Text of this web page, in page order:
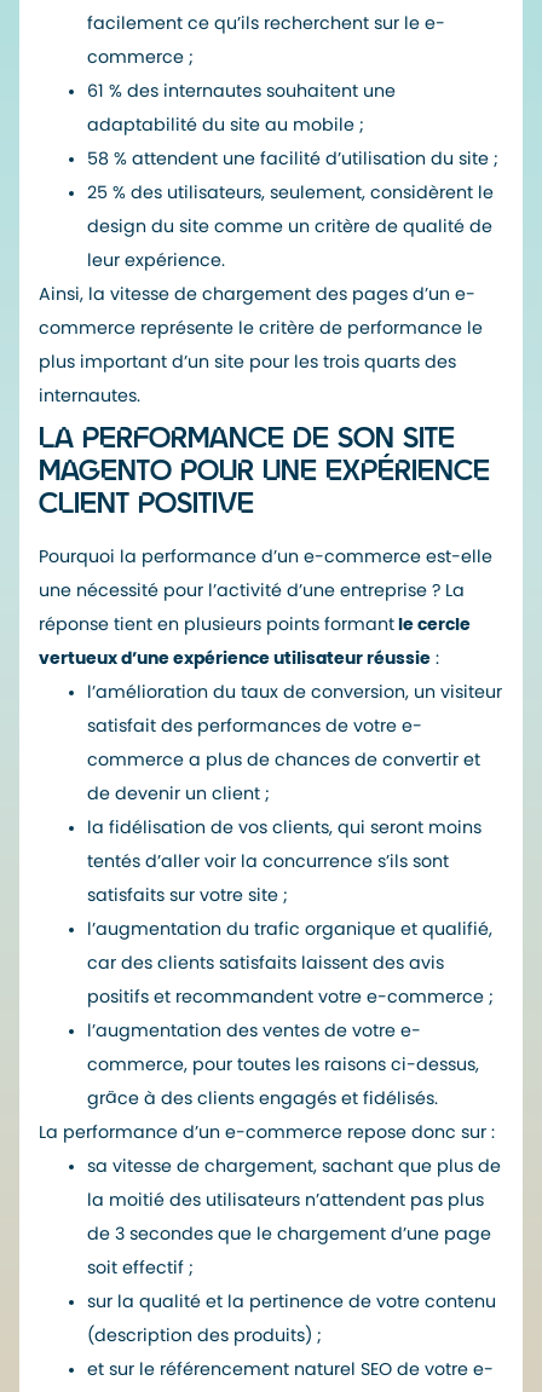
facilement ce qu’ils recherchent sur le e-
commerce ;
61 % des internautes souhaitent une
adaptabilité du site au mobile ;
58 % attendent une facilité d’utilisation du site ;
25 % des utilisateurs, seulement, considèrent le
design du site comme un critère de qualité de
leur expérience.
Ainsi, la vitesse de chargement des pages d’un e-
commerce représente le critère de performance le
plus important d’un site pour les trois quarts des
internautes.
LA PERFORMANCE DE SON SITE
MAGENTO POUR UNE EXPÉRIENCE
CLIENT POSITIVE
Pourquoi la performance d’un e-commerce est-elle
une nécessité pour l’activité d’une entreprise ? La
réponse tient en plusieurs points formant le cercle
vertueux d’une expérience utilisateur réussie :
l’amélioration du taux de conversion, un visiteur
satisfait des performances de votre e-
commerce a plus de chances de convertir et
de devenir un client ;
la fidélisation de vos clients, qui seront moins
tentés d’aller voir la concurrence s’ils sont
satisfaits sur votre site ;
l’augmentation du trafic organique et qualifié,
car des clients satisfaits laissent des avis
positifs et recommandent votre e-commerce ;
l’augmentation des ventes de votre e-
commerce, pour toutes les raisons ci-dessus,
grâce à des clients engagés et fidélisés.
La performance d’un e-commerce repose donc sur :
sa vitesse de chargement, sachant que plus de
la moitié des utilisateurs n’attendent pas plus
de 3 secondes que le chargement d’une page
soit effectif ;
sur la qualité et la pertinence de votre contenu
(description des produits) ;
et sur le référencement naturel SEO de votre e-